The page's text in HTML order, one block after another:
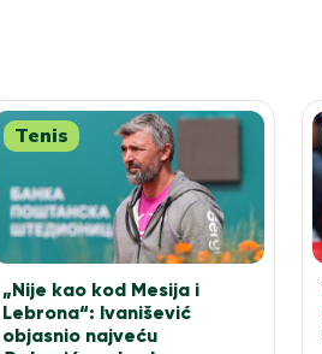
Tenis
„Nije kao kod Mesija i
Lebrona“: Ivanišević
objasnio najveću